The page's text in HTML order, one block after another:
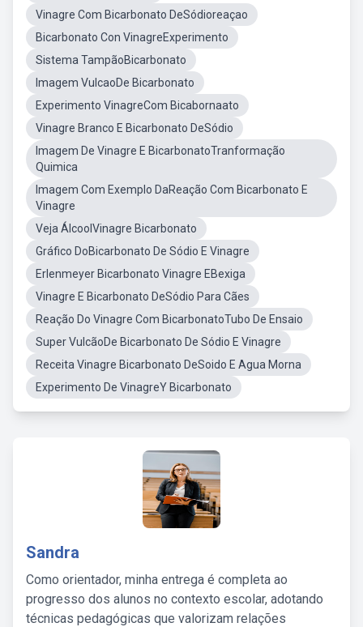
Vinagre Com Bicarbonato DeSódioreaçao
Bicarbonato Con VinagreExperimento
Sistema TampãoBicarbonato
Imagem VulcaoDe Bicarbonato
Experimento VinagreCom Bicabornaato
Vinagre Branco E Bicarbonato DeSódio
Imagem De Vinagre E BicarbonatoTranformação
Quimica
Imagem Com Exemplo DaReação Com Bicarbonato E
Vinagre
Veja ÁlcoolVinagre Bicarbonato
Gráfico DoBicarbonato De Sódio E Vinagre
Erlenmeyer Bicarbonato Vinagre EBexiga
Vinagre E Bicarbonato DeSódio Para Cães
Reação Do Vinagre Com BicarbonatoTubo De Ensaio
Super VulcãoDe Bicarbonato De Sódio E Vinagre
Receita Vinagre Bicarbonato DeSoido E Agua Morna
Experimento De VinagreY Bicarbonato
Sandra
Como orientador, minha entrega é completa ao
progresso dos alunos no contexto escolar, adotando
técnicas pedagógicas que valorizam relações